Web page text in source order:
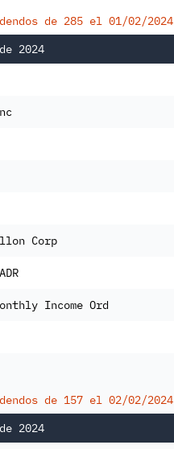
de 285 el 01/02/2024
2024
Corp
Income Ord
de 157 el 02/02/2024
2024